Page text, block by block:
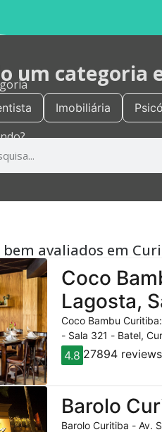
um categoria
Imobiliária
avaliados em
Coco
Lagosta,
Coco Bambu
- Sala 321 - Batel,
4.8 27894 reviews
Barolo
Barolo Curitiba - Av.